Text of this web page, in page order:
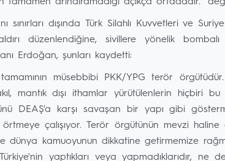
tamamen arındıramadığı açıkça ortadadır."
sınırları dışında Türk Silahlı Kuvvetleri ve
düzenlendiğine, sivillere yönelik
Erdoğan, şunları kaydetti:
tamamının müsebbibi PKK/YPG terör
mantık dışı ithamlar yürütülenlerin hiçbiri bu
DEAŞ'a karşı savaşan bir yapı gibi
örtmeye çalışıyor. Terör örgütünün mevzi
dünya kamuoyunun dikkatine getirmemize
yaptıkları veya yapmadıklarıdır,